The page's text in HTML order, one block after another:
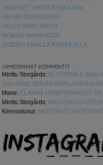
VIIMEISET VIIKOT RASKAANA
HEI ME MUUTETAAN!
HELLO BABY NRO 4
MOIKKA VANHA KOTI
SKIDIEN OMALLA RISTEILYLLÄ
VIIMEISIMMÄT KOMMENTIT
Minttu Storgårds: GLITTERIÄ &
Juha Räty: SEINÄN MAALAUS
Marie: ELÄMÄÄ HISSITTÖMÄSSÄ
Minttu Storgårds: MEISTÄKÖ
Kiinnostunut: MEISTÄKÖ